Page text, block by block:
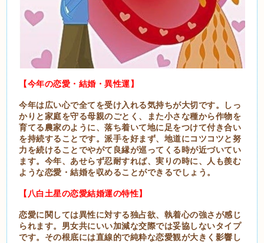
【今年の恋愛・結婚・異性運】
今年は広い心で全てを受け入れる気持ちが大切です。しっ
かりと家庭を守る母親のごとく、また小さな種から作物を
育てる農家のように、落ち着いて地に足をつけて付き合い
を持続することです。派手を好まず、地道にコツコツと努
力を続けることでやがて良縁が巡ってくる時が近づいてい
ます。今年、あせらず忍耐すれば、実りの時に、人も羨む
ような恋愛・結婚を収めることができるでしょう。
【八白土星の恋愛結婚運の特性】
恋愛に関しては異性に対する独占欲、執着心の強さが感じ
られます。男女共にいい加減な交際では妥協しないタイプ
です。その根底には直線的で純粋な恋愛観が大きく影響し